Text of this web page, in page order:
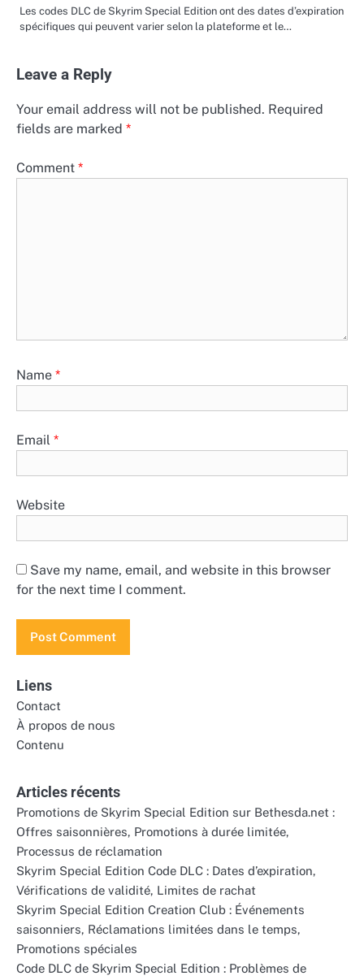
Les codes DLC de Skyrim Special Edition ont des dates d’expiration
spécifiques qui peuvent varier selon la plateforme et le…
Leave a Reply
Your email address will not be published. Required
fields are marked *
Comment *
Name *
Email *
Website
Save my name, email, and website in this browser
for the next time I comment.
Liens
Contact
À propos de nous
Contenu
Articles récents
Promotions de Skyrim Special Edition sur Bethesda.net :
Offres saisonnières, Promotions à durée limitée,
Processus de réclamation
Skyrim Special Edition Code DLC : Dates d’expiration,
Vérifications de validité, Limites de rachat
Skyrim Special Edition Creation Club : Événements
saisonniers, Réclamations limitées dans le temps,
Promotions spéciales
Code DLC de Skyrim Special Edition : Problèmes de